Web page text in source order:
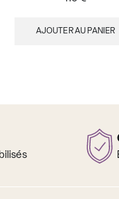
AJOUTER AU PANIER